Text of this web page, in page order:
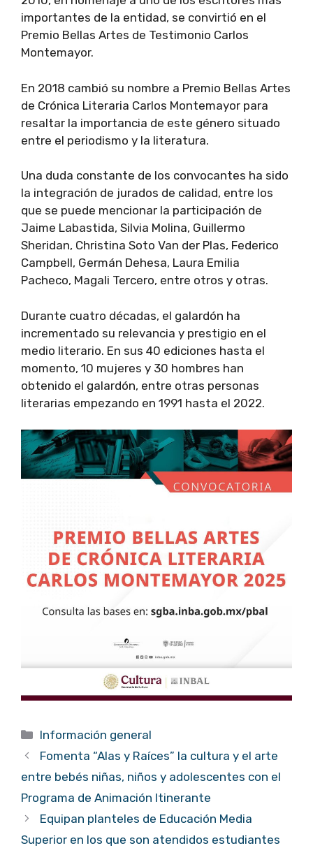
importantes de la entidad, se convirtió en el
Premio Bellas Artes de Testimonio Carlos
Montemayor.
En 2018 cambió su nombre a Premio Bellas Artes
de Crónica Literaria Carlos Montemayor para
resaltar la importancia de este género situado
entre el periodismo y la literatura.
Una duda constante de los convocantes ha sido
la integración de jurados de calidad, entre los
que se puede mencionar la participación de
Jaime Labastida, Silvia Molina, Guillermo
Sheridan, Christina Soto Van der Plas, Federico
Campbell, Germán Dehesa, Laura Emilia
Pacheco, Magali Tercero, entre otros y otras.
Durante cuatro décadas, el galardón ha
incrementado su relevancia y prestigio en el
medio literario. En sus 40 ediciones hasta el
momento, 10 mujeres y 30 hombres han
obtenido el galardón, entre otras personas
literarias empezando en 1991 hasta el 2022.
Categorías
Información general
Fomenta “Alas y Raíces” la cultura y el arte
entre bebés niñas, niños y adolescentes con el
Programa de Animación Itinerante
Equipan planteles de Educación Media
Superior en los que son atendidos estudiantes